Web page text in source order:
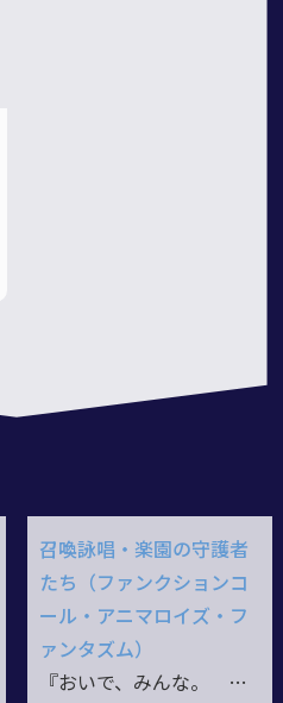
召喚詠唱・楽園の守護者
たち（ファンクションコ
ール・アニマロイズ・フ
ァンタズム）
『おいで、みんな。 …